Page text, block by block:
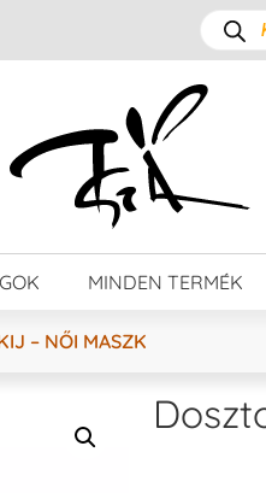
MINDEN TERMÉK
– NŐI MASZK